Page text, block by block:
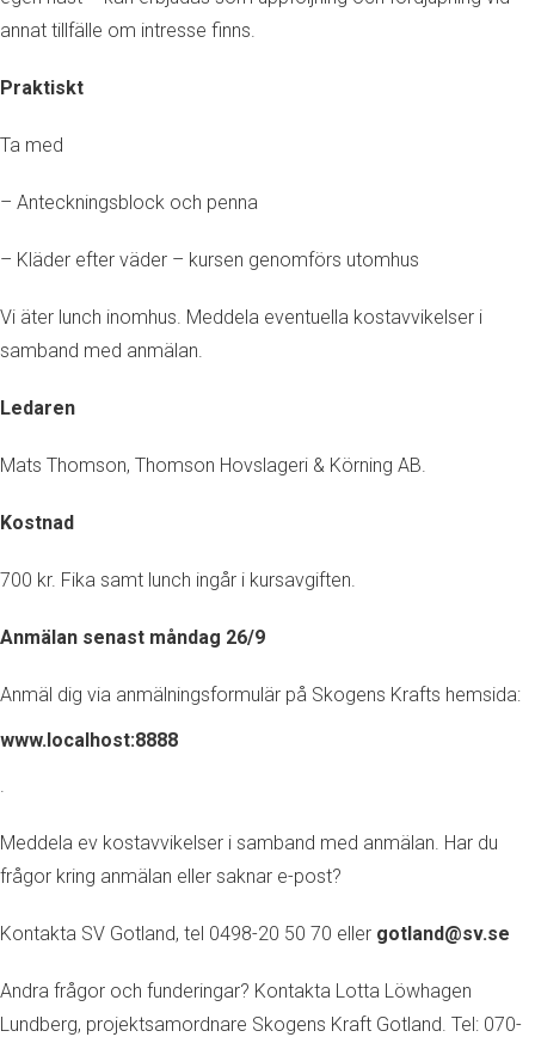
annat tillfälle om intresse finns.
Praktiskt
Ta med
– Anteckningsblock och penna
– Kläder efter väder – kursen genomförs utomhus
Vi äter lunch inomhus. Meddela eventuella kostavvikelser i
samband med anmälan.
Ledaren
Mats Thomson, Thomson Hovslageri & Körning AB.
Kostnad
700 kr. Fika samt lunch ingår i kursavgiften.
Anmälan senast måndag 26/9
Anmäl dig via anmälningsformulär på Skogens Krafts hemsida:
www.localhost:8888
.
Meddela ev kostavvikelser i samband med anmälan. Har du
frågor kring anmälan eller saknar e-post?
Kontakta SV Gotland, tel 0498-20 50 70 eller gotland@sv.se
Andra frågor och funderingar? Kontakta Lotta Löwhagen
Lundberg, projektsamordnare Skogens Kraft Gotland. Tel: 070-